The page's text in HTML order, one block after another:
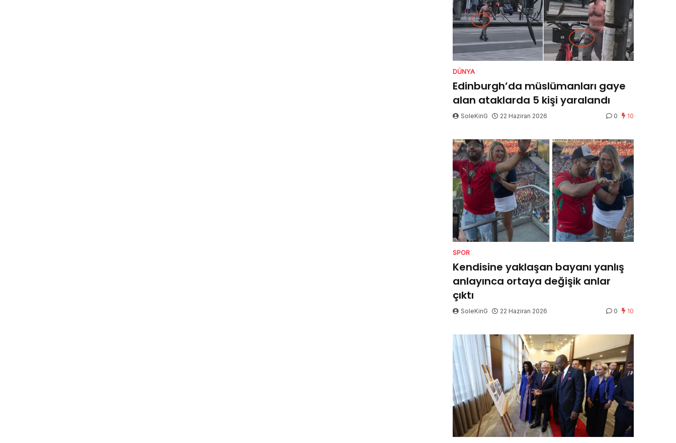
DÜNYA
Edinburgh’da müslümanları gaye
alan ataklarda 5 kişi yaralandı
SoleKinG 22 Haziran 2026 0 10
SPOR
Kendisine yaklaşan bayanı yanlış
anlayınca ortaya değişik anlar
çıktı
SoleKinG 22 Haziran 2026 0 10